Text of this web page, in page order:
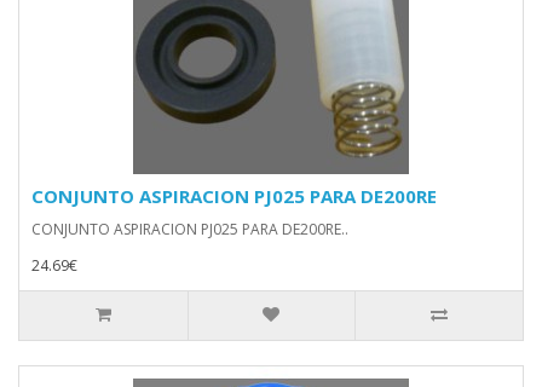
CONJUNTO ASPIRACION PJ025 PARA DE200RE
CONJUNTO ASPIRACION PJ025 PARA DE200RE..
24.69€